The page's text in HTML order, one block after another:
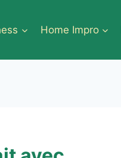
Home Impro